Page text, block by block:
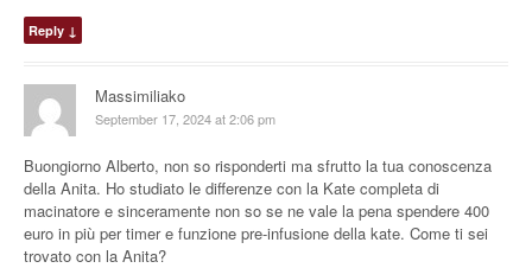
Reply ↓
Massimiliako
September 17, 2024 at 2:06 pm
Buongiorno Alberto, non so risponderti ma sfrutto la tua conoscenza
della Anita. Ho studiato le differenze con la Kate completa di
macinatore e sinceramente non so se ne vale la pena spendere 400
euro in più per timer e funzione pre-infusione della kate. Come ti sei
trovato con la Anita?